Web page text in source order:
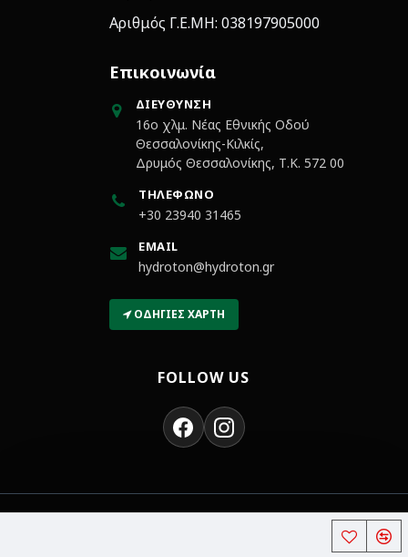
Αριθμός Γ.Ε.ΜΗ: 038197905000
Επικοινωνία
ΔΙΕΎΘΥΝΣΗ
16ο χλμ. Νέας Εθνικής Οδού
Θεσσαλονίκης-Κιλκίς,
Δρυμός Θεσσαλονίκης, Τ.Κ. 572 00
ΤΗΛΈΦΩΝΟ
+30 23940 31465
EMAIL
hydroton@hydroton.gr
ΟΔΗΓΊΕΣ ΧΆΡΤΗ
FOLLOW US
Χρώματα και Βερνίκια | Hydroton